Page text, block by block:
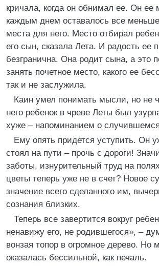
кричала, когда он обнимал ее. Он ее
каждым днем оставалось все
места для него. Место отбирал
его сын, сказала Лета. И радость ее
безгранична. Она родит сына, а это
занять почетное место, какого ее
так и не заслужила.
Каин умел понимать мысли, но не
него ребенок в чреве Леты был
хуже – напоминанием о
Ему опять придется уступить. Он
стоял на пути – прочь с дороги!
заботы, изнурительный труд на
цветы теперь уже не в счет? Новое
значение всего сделанного им,
сознания близких.
Теперь все завертится вокруг
ненавижу его, не родившегося», –
вонзая топор в огромное дерево. Но
оказалась бессильной, как печаль.